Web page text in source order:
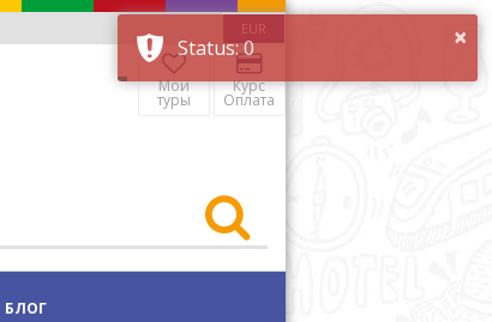
EUR
Мои
туры
Курс
Оплата
БЛОГ